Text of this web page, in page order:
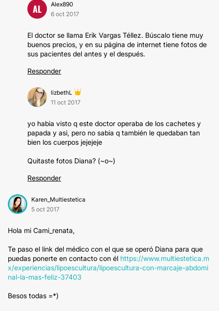
AL
Alex890
6 oct 2017
El doctor se llama Erik Vargas Téllez. Búscalo tiene muy
buenos precios, y en su página de internet tiene fotos de
sus pacientes del antes y el después.
Responder
lizbethL
11 oct 2017
yo habia visto q este doctor operaba de los cachetes y
papada y asi, pero no sabia q también le quedaban tan
bien los cuerpos jejejeje
Quitaste fotos Diana? (~o~)
Responder
Karen_Multiestetica
5 oct 2017
Hola mi Cami_renata,
Te paso el link del médico con el que se operó Diana para que
puedas ponerte en contacto con él https://www.multiestetica.m
x/experiencias/lipoescultura/lipoescultura-con-marcaje-abdomi
nal-la-mas-feliz-37403
Besos todas =*)